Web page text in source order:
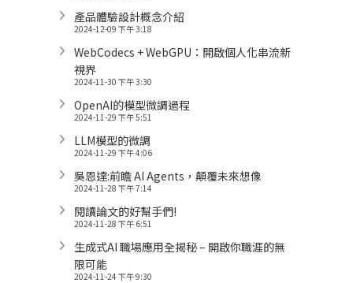
產品體驗設計概念介紹
2024-12-09 下午 3:18
WebCodecs + WebGPU：開啟個人化串流新
視界
2024-11-30 下午 3:30
OpenAI的模型微調過程
2024-11-29 下午 5:51
LLM模型的微調
2024-11-29 下午 4:06
吳恩達:前瞻 AI Agents，顛覆未來想像
2024-11-28 下午 7:14
閱讀論文的好幫手們!
2024-11-28 下午 6:51
生成式AI 職場應用全揭秘 – 開啟你職涯的無
限可能
2024-11-24 下午 9:30